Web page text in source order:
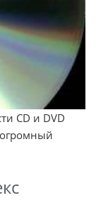
CD и DVD